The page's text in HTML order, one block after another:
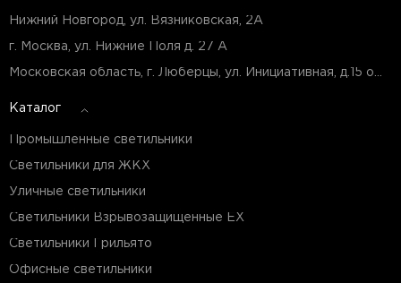
Нижний Новгород, ул. Вязниковская, 2А
г. Москва, ул. Нижние Поля д. 27 А
Каталог
Промышленные светильники
Светильники для ЖКХ
Уличные светильники
Светильники Взрывозащищенные EX
Светильники Грильято
Офисные светильники